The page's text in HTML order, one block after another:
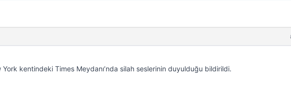
York kentindeki Times Meydanı’nda silah seslerinin duyulduğu bildirildi.